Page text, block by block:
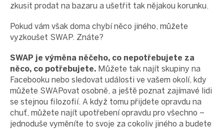
zkusit prodat na bazaru a ušetřit tak nějakou korunku.
Pokud vám však doma chybí něco jiného, můžete
vyzkoušet SWAP. Znáte?
SWAP je výměna něčeho, co nepotřebujete za
něco, co potřebujete. Můžete tak najít skupiny na
Facebooku nebo sledovat události ve vašem okolí, kdy
můžete SWAPovat osobně, a ještě poznat zajímavé lidi
se stejnou filozofií. A když tomu přijdete opravdu na
chuť, můžete najít upotřebení opravdu pro všechno –
jednoduše vyměníte to svoje za cokoliv jiného a budete